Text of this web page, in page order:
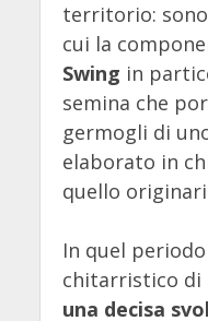
territorio:
cui la
Swing in
semina che
germogli di
elaborato in
quello
In quel
chitarristico di
una decisa